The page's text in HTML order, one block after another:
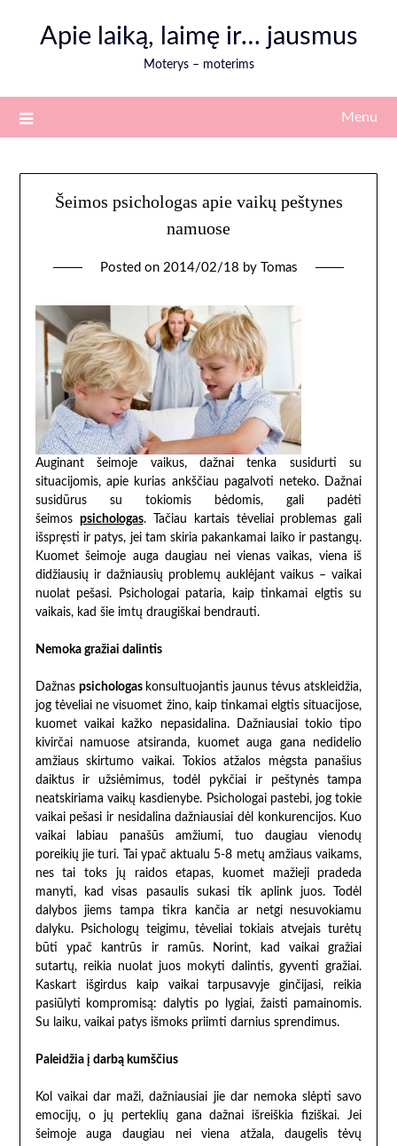
Apie laiką, laimę ir… jausmus
Moterys – moterims
Menu
Šeimos psichologas apie vaikų peštynes
namuose
Posted on 2014/02/18 by Tomas
Auginant šeimoje vaikus, dažnai tenka susidurti su
situacijomis, apie kurias ankščiau pagalvoti neteko. Dažnai
susidūrus su tokiomis bėdomis, gali padėti
šeimos psichologas. Tačiau kartais tėveliai problemas gali
išspręsti ir patys, jei tam skiria pakankamai laiko ir pastangų.
Kuomet šeimoje auga daugiau nei vienas vaikas, viena iš
didžiausių ir dažniausių problemų auklėjant vaikus – vaikai
nuolat pešasi. Psichologai pataria, kaip tinkamai elgtis su
vaikais, kad šie imtų draugiškai bendrauti.
Nemoka gražiai dalintis
Dažnas psichologas konsultuojantis jaunus tėvus atskleidžia,
jog tėveliai ne visuomet žino, kaip tinkamai elgtis situacijose,
kuomet vaikai kažko nepasidalina. Dažniausiai tokio tipo
kivirčai namuose atsiranda, kuomet auga gana nedidelio
amžiaus skirtumo vaikai. Tokios atžalos mėgsta panašius
daiktus ir užsiėmimus, todėl pykčiai ir peštynės tampa
neatskiriama vaikų kasdienybe. Psichologai pastebi, jog tokie
vaikai pešasi ir nesidalina dažniausiai dėl konkurencijos. Kuo
vaikai labiau panašūs amžiumi, tuo daugiau vienodų
poreikių jie turi. Tai ypač aktualu 5-8 metų amžiaus vaikams,
nes tai toks jų raidos etapas, kuomet mažieji pradeda
manyti, kad visas pasaulis sukasi tik aplink juos. Todėl
dalybos jiems tampa tikra kančia ar netgi nesuvokiamu
dalyku. Psichologų teigimu, tėveliai tokiais atvejais turėtų
būti ypač kantrūs ir ramūs. Norint, kad vaikai gražiai
sutartų, reikia nuolat juos mokyti dalintis, gyventi gražiai.
Kaskart išgirdus kaip vaikai tarpusavyje ginčijasi, reikia
pasiūlyti kompromisą: dalytis po lygiai, žaisti pamainomis.
Su laiku, vaikai patys išmoks priimti darnius sprendimus.
Paleidžia į darbą kumščius
Kol vaikai dar maži, dažniausiai jie dar nemoka slėpti savo
emocijų, o jų perteklių gana dažnai išreiškia fiziškai. Jei
šeimoje auga daugiau nei viena atžala, daugelis tėvų